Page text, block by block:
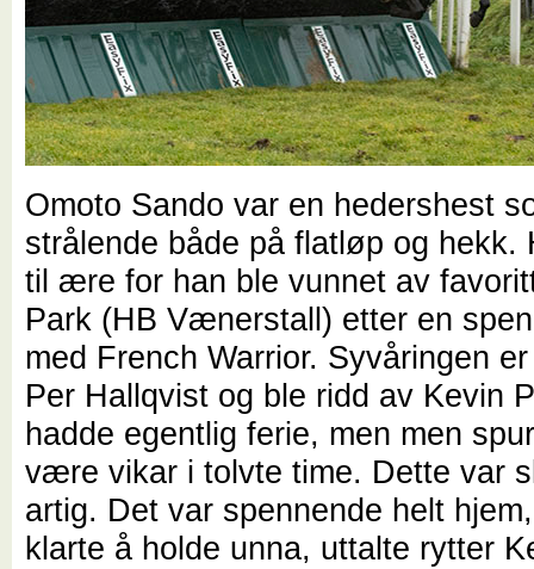
Omoto Sando var en hedershest
strålende både på flatløp og hekk.
til ære for han ble vunnet av
Park (HB Vænerstall) etter en
med French Warrior. Syvåringen
Per Hallqvist og ble ridd av Kevin
hadde egentlig ferie, men men
være vikar i tolvte time. Dette var
artig. Det var spennende helt
klarte å holde unna, uttalte rytter